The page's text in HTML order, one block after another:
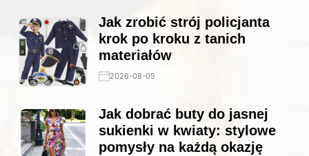
Jak zrobić strój policjanta
krok po kroku z tanich
materiałów
2026-08-05
Jak dobrać buty do jasnej
sukienki w kwiaty: stylowe
pomysły na każdą okazję